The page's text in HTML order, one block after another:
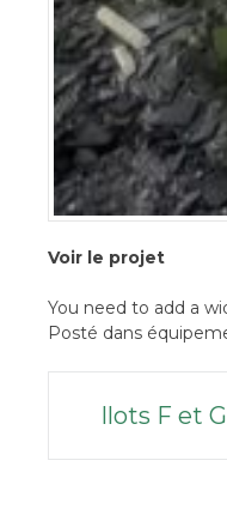
Voir le projet
You need to add a
Posté dans
Poste
navigation
Ilots F et